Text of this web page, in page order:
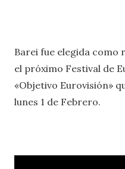
Barei fue elegida como
el próximo Festival de
«Objetivo Eurovisión»
lunes 1 de Febrero.